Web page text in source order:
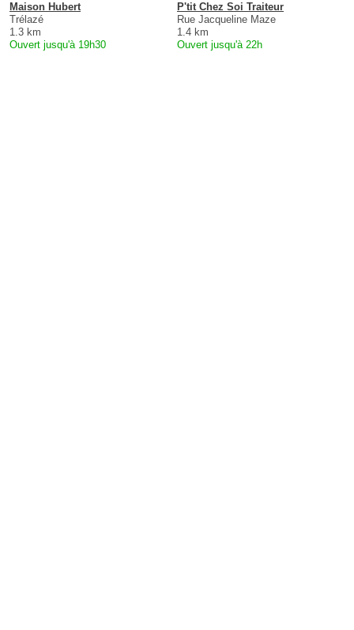
Maison Hubert
Trélazé
1.3 km
Ouvert jusqu'à 19h30
P'tit Chez Soi Traiteur
Rue Jacqueline Maze
1.4 km
Ouvert jusqu'à 22h